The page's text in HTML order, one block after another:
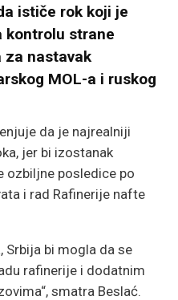
ističe rok koji je
kontrolu strane
za nastavak
MOL-a i ruskog
da je najrealniji
jer bi izostanak
ozbiljne posledice po
i rad Rafinerije nafte
Srbija bi mogla da se
rafinerije i dodatnim
smatra Beslać.